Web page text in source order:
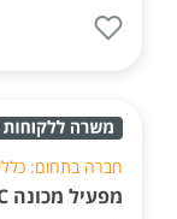
חברה בתחום: כללי
מפעיל מכונה CNC